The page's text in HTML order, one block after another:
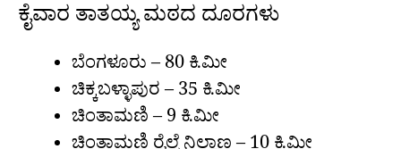
ಕೈವಾರ ತಾತಯ್ಯ ಮಠದ ದೂರಗಳು
ಬೆಂಗಳೂರು – 80 ಕಿ.ಮೀ
ಚಿಕ್ಕಬಳ್ಳಾಪುರ – 35 ಕಿ.ಮೀ
ಚಿಂತಾಮಣಿ – 9 ಕಿ.ಮೀ